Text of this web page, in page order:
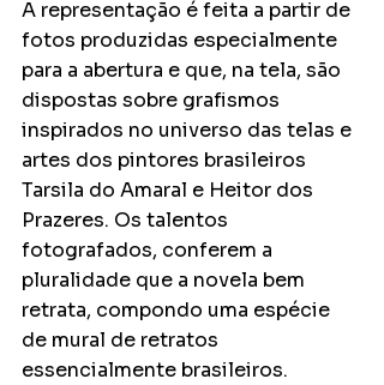
A representação é feita a partir de
fotos produzidas especialmente
para a abertura e que, na tela, são
dispostas sobre grafismos
inspirados no universo das telas e
artes dos pintores brasileiros
Tarsila do Amaral e Heitor dos
Prazeres. Os talentos
fotografados, conferem a
pluralidade que a novela bem
retrata, compondo uma espécie
de mural de retratos
essencialmente brasileiros.